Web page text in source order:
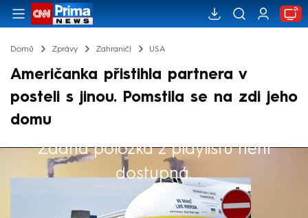
Domů Zprávy Zahraničí USA
Američanka přistihla partnera v
posteli s jinou. Pomstila se na zdi jeho
domu
Žádná položka z playlistu není
dostupná.
Výběr redakce